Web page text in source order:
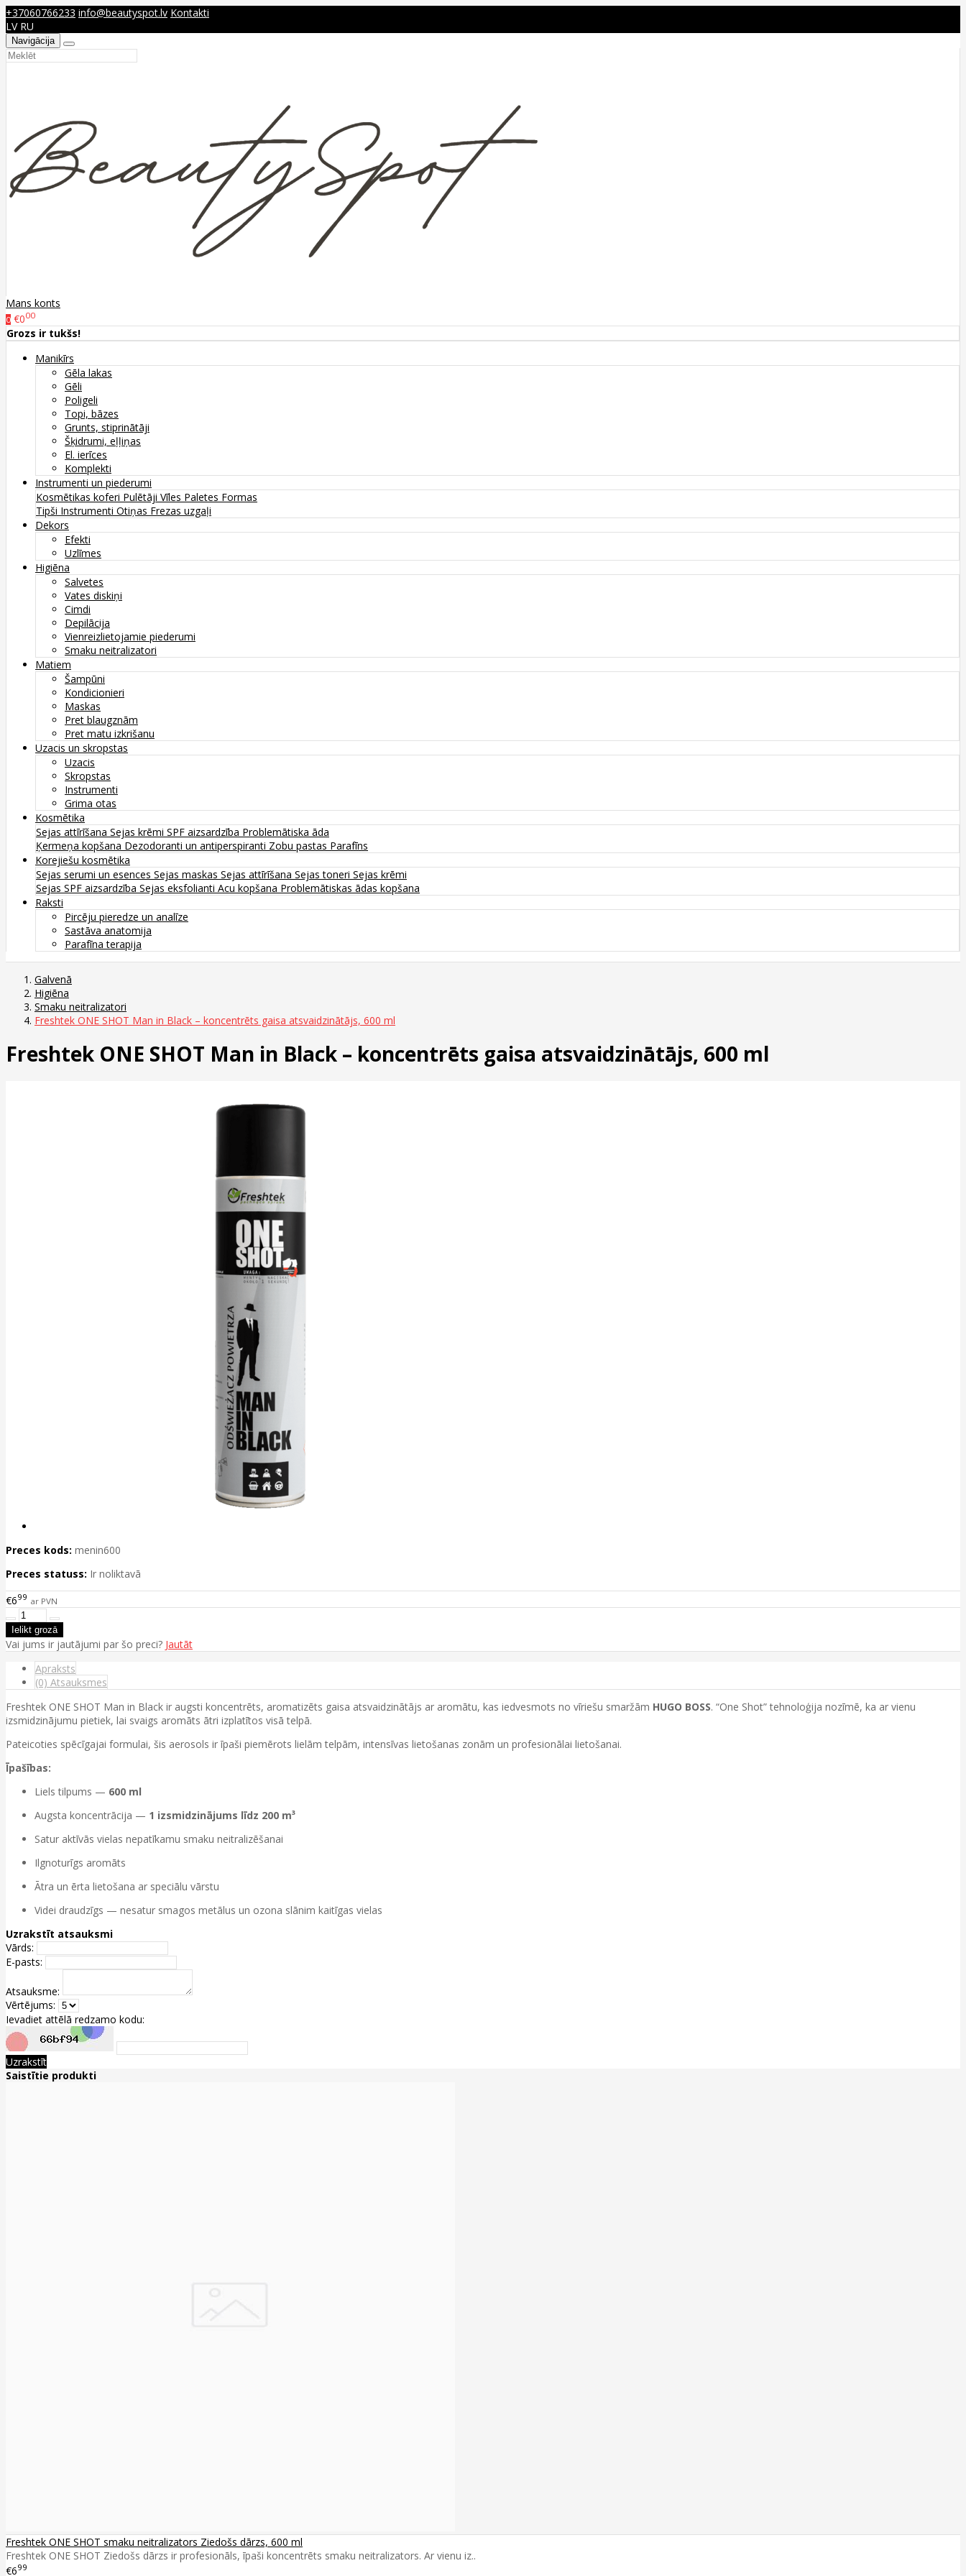
+37060766233 info@beautyspot.lv Kontakti
LV RU
Navigācija
Mans konts
0 €000
Grozs ir tukšs!
Manikīrs
Gēla lakas
Gēli
Poligeli
Topi, bāzes
Grunts, stiprinātāji
Šķidrumi, eļļiņas
El. ierīces
Komplekti
Instrumenti un piederumi
Kosmētikas koferi Pulētāji Vīles Paletes Formas
Tipši Instrumenti Otiņas Frezas uzgaļi
Dekors
Efekti
Uzlīmes
Higiēna
Salvetes
Vates diskiņi
Cimdi
Depilācija
Vienreizlietojamie piederumi
Smaku neitralizatori
Matiem
Šampūni
Kondicionieri
Maskas
Pret blaugznām
Pret matu izkrišanu
Uzacis un skropstas
Uzacis
Skropstas
Instrumenti
Grima otas
Kosmētika
Sejas attīrīšana Sejas krēmi SPF aizsardzība Problemātiska āda
Ķermeņa kopšana Dezodoranti un antiperspiranti Zobu pastas Parafīns
Korejiešu kosmētika
Sejas serumi un esences Sejas maskas Sejas attīrīšana Sejas toneri Sejas krēmi
Sejas SPF aizsardzība Sejas eksfolianti Acu kopšana Problemātiskas ādas kopšana
Raksti
Pircēju pieredze un analīze
Sastāva anatomija
Parafīna terapija
Galvenā
Higiēna
Smaku neitralizatori
Freshtek ONE SHOT Man in Black – koncentrēts gaisa atsvaidzinātājs, 600 ml
Freshtek ONE SHOT Man in Black – koncentrēts gaisa atsvaidzinātājs, 600 ml
Preces kods: menin600
Preces statuss: Ir noliktavā
€699 ar PVN
Vai jums ir jautājumi par šo preci? Jautāt
Apraksts
(0) Atsauksmes
Freshtek ONE SHOT Man in Black ir augsti koncentrēts, aromatizēts gaisa atsvaidzinātājs ar aromātu, kas iedvesmots no vīriešu smaržām HUGO BOSS. “One Shot” tehnoloģija nozīmē, ka ar vienu
izsmidzinājumu pietiek, lai svaigs aromāts ātri izplatītos visā telpā.
Pateicoties spēcīgajai formulai, šis aerosols ir īpaši piemērots lielām telpām, intensīvas lietošanas zonām un profesionālai lietošanai.
Īpašības:
Liels tilpums — 600 ml
Augsta koncentrācija — 1 izsmidzinājums līdz 200 m³
Satur aktīvās vielas nepatīkamu smaku neitralizēšanai
Ilgnoturīgs aromāts
Ātra un ērta lietošana ar speciālu vārstu
Videi draudzīgs — nesatur smagos metālus un ozona slānim kaitīgas vielas
Uzrakstīt atsauksmi
Vārds:
E-pasts:
Atsauksme:
Vērtējums:
Ievadiet attēlā redzamo kodu:
Uzrakstīt
Saistītie produkti
Freshtek ONE SHOT smaku neitralizators Ziedošs dārzs, 600 ml
Freshtek ONE SHOT Ziedošs dārzs ir profesionāls, īpaši koncentrēts smaku neitralizators. Ar vienu iz..
€699